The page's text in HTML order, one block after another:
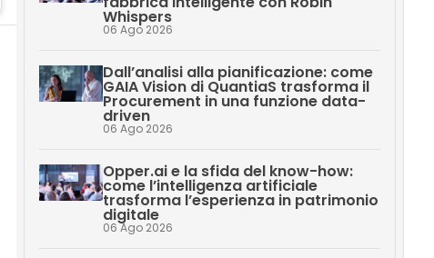
Whispers
06 Ago 2026
Dall’analisi alla pianificazione: come
GAIA Vision di QuantiaS trasforma il
Procurement in una funzione data-
driven
06 Ago 2026
Opper.ai e la sfida del know-how:
come l’intelligenza artificiale
trasforma l’esperienza in patrimonio
digitale
06 Ago 2026